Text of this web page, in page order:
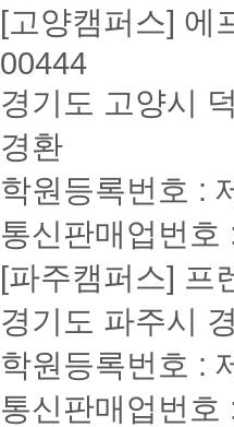
[고양캠퍼스] 에
00444
경기도 고양시
경환
학원등록번호 :
통신판매업번호
[파주캠퍼스] 프
경기도 파주시
학원등록번호 :
통신판매업번호